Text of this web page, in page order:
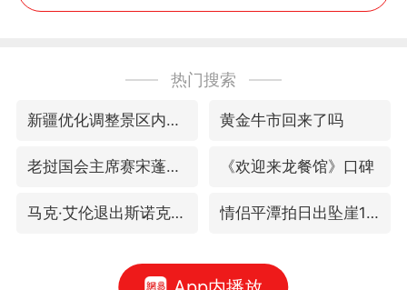
热门搜索
新疆优化调整景区内自驾服务费 黄金牛市回来了吗
老挝国会主席赛宋蓬逝世 《欢迎来龙餐馆》口碑
马克·艾伦退出斯诺克中国公开赛 情侣平潭拍日出坠崖1死1伤